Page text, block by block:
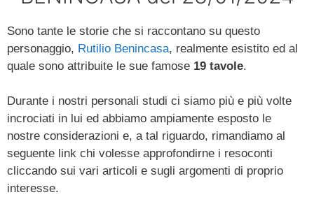
Sono tante le storie che si raccontano su questo
personaggio, Rutilio Benincasa, realmente esistito ed al
quale sono attribuite le sue famose 19 tavole.
Durante i nostri personali studi ci siamo più e più volte
incrociati in lui ed abbiamo ampiamente esposto le
nostre considerazioni e, a tal riguardo, rimandiamo al
seguente link chi volesse approfondirne i resoconti
cliccando sui vari articoli e sugli argomenti di proprio
interesse.